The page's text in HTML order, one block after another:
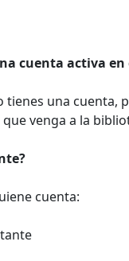
cuenta activa en
tienes una cuenta,
venga a la
cuenta: